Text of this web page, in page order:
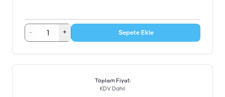
- + Sepete Ekle
Toplam Fiyat:
KDV Dahil